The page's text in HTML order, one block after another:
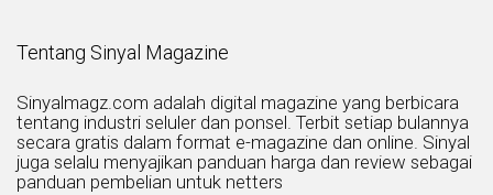
Tentang Sinyal Magazine
Sinyalmagz.com adalah digital magazine yang berbicara
tentang industri seluler dan ponsel. Terbit setiap bulannya
secara gratis dalam format e-magazine dan online. Sinyal
juga selalu menyajikan panduan harga dan review sebagai
panduan pembelian untuk netters